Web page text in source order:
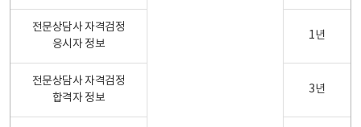
전문상담사 자격검정
응시자 정보
1년
전문상담사 자격검정
합격자 정보
3년